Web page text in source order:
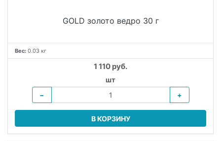
GOLD золото ведро 30 г
Вес: 0.03 кг
1 110 руб.
шт
−
+
В КОРЗИНУ